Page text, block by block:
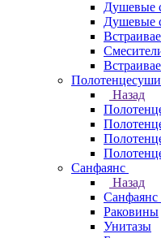
Душевые
Душевые
Назад
Санфаянс
Назад
Санфаянс
Раковины
Унитазы